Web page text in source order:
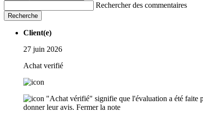
Rechercher des commentaires
Recherche
Client(e)
27 juin 2026
Achat verifié
"Achat vérifié" signifie que l'évaluation a été faite
donner leur avis. Fermer la note